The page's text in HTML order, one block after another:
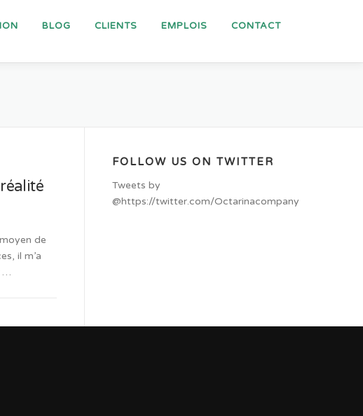
BLOG CLIENTS EMPLOIS CONTACT
de
il m’a
…
FOLLOW US ON TWITTER
Tweets by
@https://twitter.com/Octarinacompany